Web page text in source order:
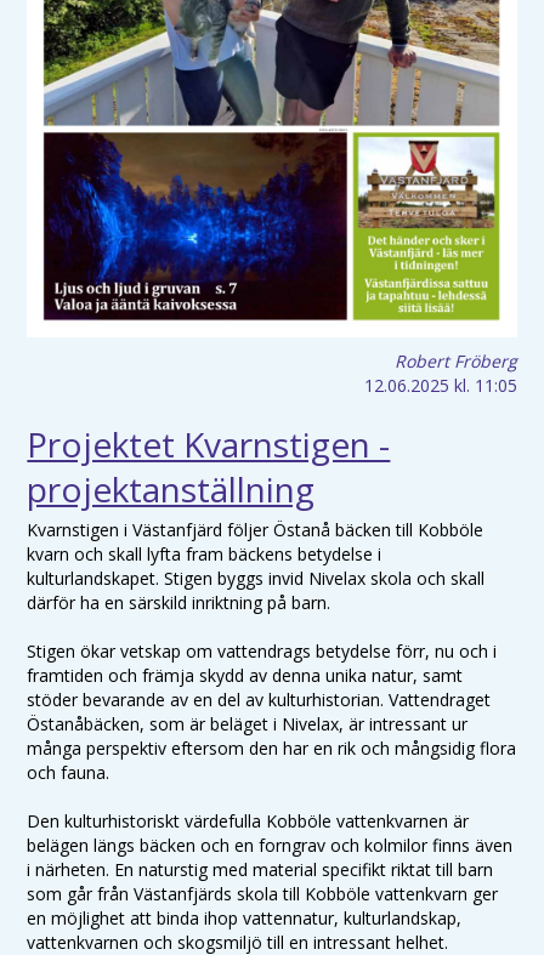
Robert Fröberg
12.06.2025 kl. 11:05
Projektet Kvarnstigen -
projektanställning
Kvarnstigen i Västanfjärd följer Östanå bäcken till Kobböle
kvarn och skall lyfta fram bäckens betydelse i
kulturlandskapet. Stigen byggs invid Nivelax skola och skall
därför ha en särskild inriktning på barn.
Stigen ökar vetskap om vattendrags betydelse förr, nu och i
framtiden och främja skydd av denna unika natur, samt
stöder bevarande av en del av kulturhistorian. Vattendraget
Östanåbäcken, som är beläget i Nivelax, är intressant ur
många perspektiv eftersom den har en rik och mångsidig flora
och fauna.
Den kulturhistoriskt värdefulla Kobböle vattenkvarnen är
belägen längs bäcken och en forngrav och kolmilor finns även
i närheten. En naturstig med material specifikt riktat till barn
som går från Västanfjärds skola till Kobböle vattenkvarn ger
en möjlighet att binda ihop vattennatur, kulturlandskap,
vattenkvarnen och skogsmiljö till en intressant helhet.